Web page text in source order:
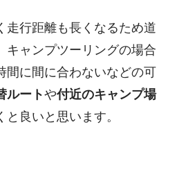
行距離も長くなるため道
キャンプツーリングの場合
間に間に合わないなどの可
ルートや付近のキャンプ場
良いと思います。